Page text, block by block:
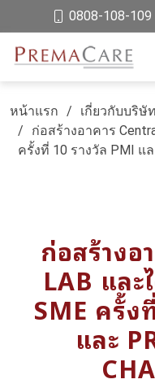
0808-108-109
หน้าแรก เกี่ยวกับบริษัท
ก่อสร้างอาคาร
ครั้งที่ 10 รางวัล PMI แล
ก่อสร้างอ
LAB และ
SME ครั้ง
และ